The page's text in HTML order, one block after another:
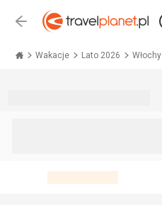
Wstecz
Wakacje Lato 2026 Włochy